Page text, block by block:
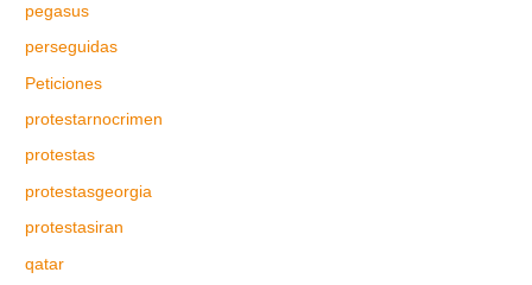
pegasus
perseguidas
Peticiones
protestarnocrimen
protestas
protestasgeorgia
protestasiran
qatar